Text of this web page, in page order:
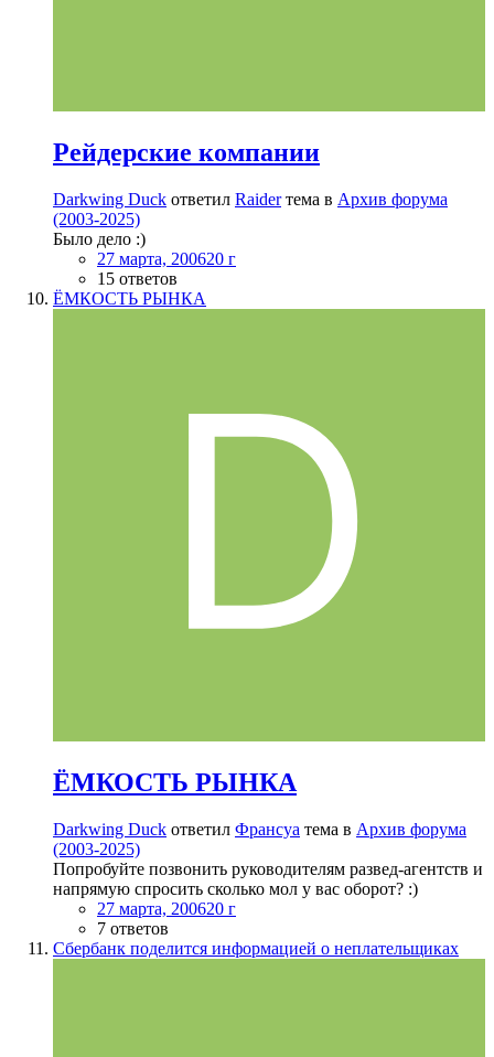
Рейдерские компании
Darkwing Duck ответил Raiderтема в Архив форума
(2003-2025)
Было дело :)
27 марта, 200620 г
15 ответов
ЁМКОСТЬ РЫНКА
ЁМКОСТЬ РЫНКА
Darkwing Duck ответил Франсуа тема в Архив форума
(2003-2025)
Попробуйте позвонить руководителям развед-агентств и
напрямую спросить сколько мол у вас оборот? :)
27 марта, 200620 г
7 ответов
Сбербанк поделится информацией о неплательщиках